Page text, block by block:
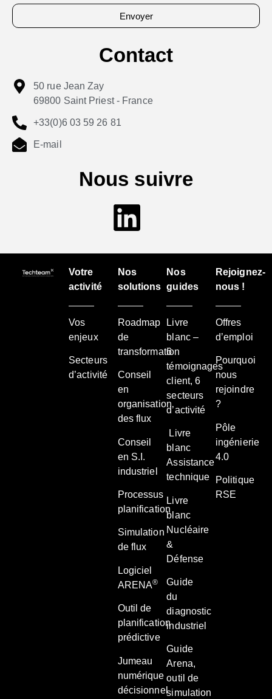
Envoyer
Contact
50 rue Jean Zay
69800 Saint Priest - France
+33(0)6 03 59 26 81
E-mail
Nous suivre
Votre
activité
Vos
enjeux
Secteurs
d’activité
Nos
solutions
Roadmap
de
transformation
Conseil
en
organisation
des flux
Conseil
en S.I.
industriel
Processus
planification
Simulation
de flux
Logiciel
ARENA®
Outil de
planification
prédictive
Jumeau
numérique
décisionnel
Nos
guides
Livre
blanc –
6
témoignages
client, 6
secteurs
d’activité
Livre
blanc
Assistance
technique
Livre
blanc
Nucléaire
&
Défense
Guide
du
diagnostic
industriel
Guide
Arena,
outil de
simulation
Rejoignez-
nous !
Offres
d’emploi
Pourquoi
nous
rejoindre
?
Pôle
ingénierie
4.0
Politique
RSE